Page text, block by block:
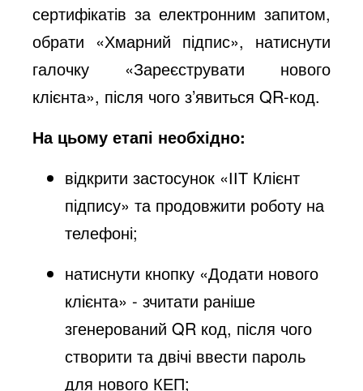
сертифікатів за електронним запитом,
обрати «Хмарний підпис», натиснути
галочку «Зареєструвати нового
клієнта», після чого з’явиться QR-код.
На цьому етапі необхідно:
відкрити застосунок «ІІТ Клієнт
підпису» та продовжити роботу на
телефоні;
натиснути кнопку «Додати нового
клієнта» - зчитати раніше
згенерований QR код, після чого
створити та двічі ввести пароль
для нового КЕП;